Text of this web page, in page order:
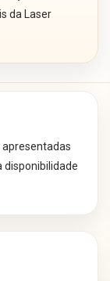
da Laser
disponibilidade